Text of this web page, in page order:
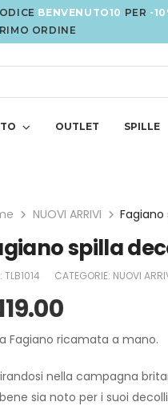
BENVENUTO10 PER -
ORDINE
OUTLET SPILLE
NUOVI ARRIVI
spilla
TLB1014 CATEGORIE: NUOVI
Fagiano ricamata a mano.
nella campagna
sia noto per i suoi